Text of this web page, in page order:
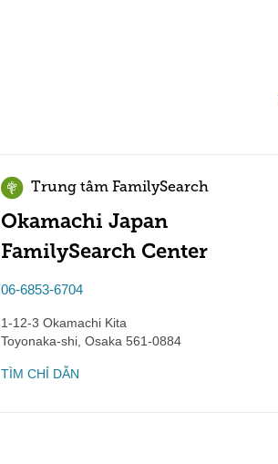
Trung tâm FamilySearch
Okamachi Japan
FamilySearch Center
06-6853-6704
1-12-3 Okamachi Kita
Toyonaka-shi Osaka 561-0884
TÌM CHỈ DẪN